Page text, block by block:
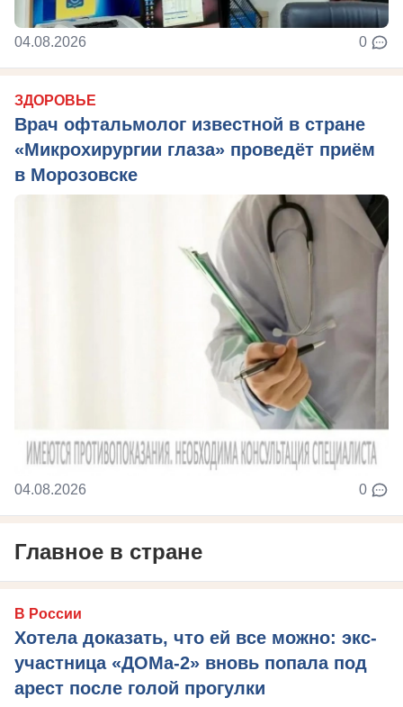
04.08.2026 0
ЗДОРОВЬЕ
Врач офтальмолог известной в стране
«Микрохирургии глаза» проведёт приём
в Морозовске
04.08.2026 0
Главное в стране
В России
Хотела доказать, что ей все можно: экс-
участница «ДОМа-2» вновь попала под
арест после голой прогулки